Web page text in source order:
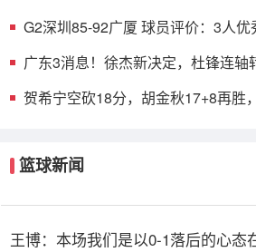
G2深圳85-92广厦 球员评价：3人
广东3消息！徐杰新决定，杜锋连轴
贺希宁空砍18分，胡金秋17+8再胜
篮球新闻
王博：本场我们是以0-1落后的心态